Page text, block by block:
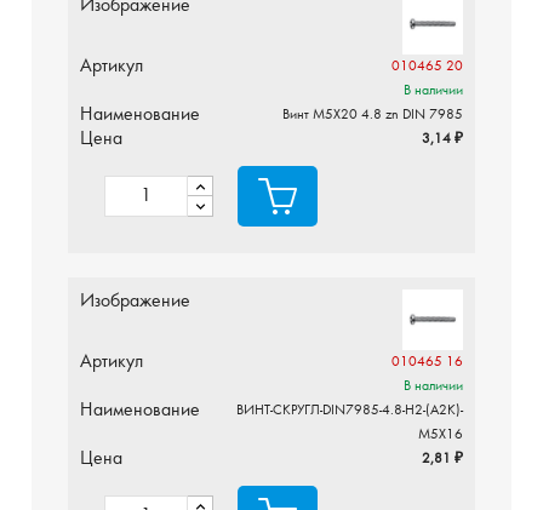
Изображение
Артикул
010465 20
В наличии
Наименование Винт М5X20 4.8 zn DIN 7985
Цена 3,14 ₽
Изображение
Артикул
010465 16
В наличии
Наименование
ВИНТ-СКРУГЛ-DIN7985-4.8-H2-(A2K)-
M5X16
Цена 2,81 ₽